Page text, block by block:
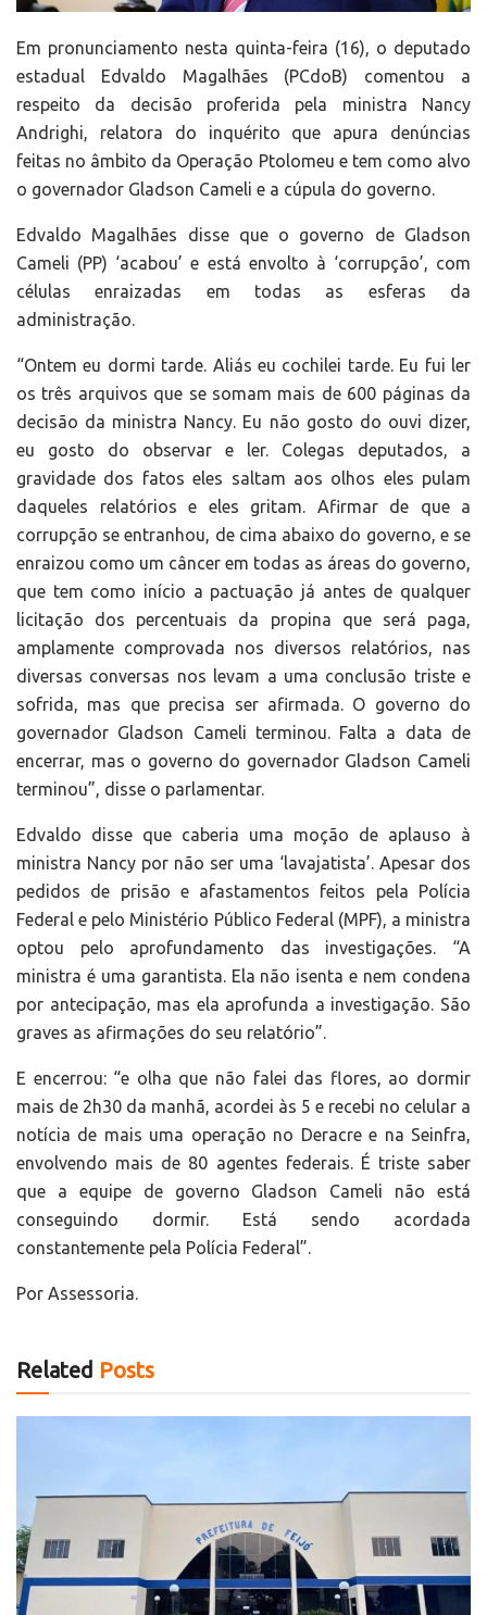
Em pronunciamento nesta quinta-feira (16), o deputado
estadual Edvaldo Magalhães (PCdoB) comentou a
respeito da decisão proferida pela ministra Nancy
Andrighi, relatora do inquérito que apura denúncias
feitas no âmbito da Operação Ptolomeu e tem como alvo
o governador Gladson Cameli e a cúpula do governo.
Edvaldo Magalhães disse que o governo de Gladson
Cameli (PP) ‘acabou’ e está envolto à ‘corrupção’, com
células enraizadas em todas as esferas da
administração.
“Ontem eu dormi tarde. Aliás eu cochilei tarde. Eu fui ler
os três arquivos que se somam mais de 600 páginas da
decisão da ministra Nancy. Eu não gosto do ouvi dizer,
eu gosto do observar e ler. Colegas deputados, a
gravidade dos fatos eles saltam aos olhos eles pulam
daqueles relatórios e eles gritam. Afirmar de que a
corrupção se entranhou, de cima abaixo do governo, e se
enraizou como um câncer em todas as áreas do governo,
que tem como início a pactuação já antes de qualquer
licitação dos percentuais da propina que será paga,
amplamente comprovada nos diversos relatórios, nas
diversas conversas nos levam a uma conclusão triste e
sofrida, mas que precisa ser afirmada. O governo do
governador Gladson Cameli terminou. Falta a data de
encerrar, mas o governo do governador Gladson Cameli
terminou”, disse o parlamentar.
Edvaldo disse que caberia uma moção de aplauso à
ministra Nancy por não ser uma ‘lavajatista’. Apesar dos
pedidos de prisão e afastamentos feitos pela Polícia
Federal e pelo Ministério Público Federal (MPF), a ministra
optou pelo aprofundamento das investigações. “A
ministra é uma garantista. Ela não isenta e nem condena
por antecipação, mas ela aprofunda a investigação. São
graves as afirmações do seu relatório”.
E encerrou: “e olha que não falei das flores, ao dormir
mais de 2h30 da manhã, acordei às 5 e recebi no celular a
notícia de mais uma operação no Deracre e na Seinfra,
envolvendo mais de 80 agentes federais. É triste saber
que a equipe de governo Gladson Cameli não está
conseguindo dormir. Está sendo acordada
constantemente pela Polícia Federal”.
Por Assessoria.
Related Posts